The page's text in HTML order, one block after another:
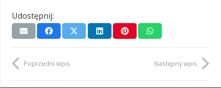
Udostępnij:
Poprzedni wpis Następny wpis